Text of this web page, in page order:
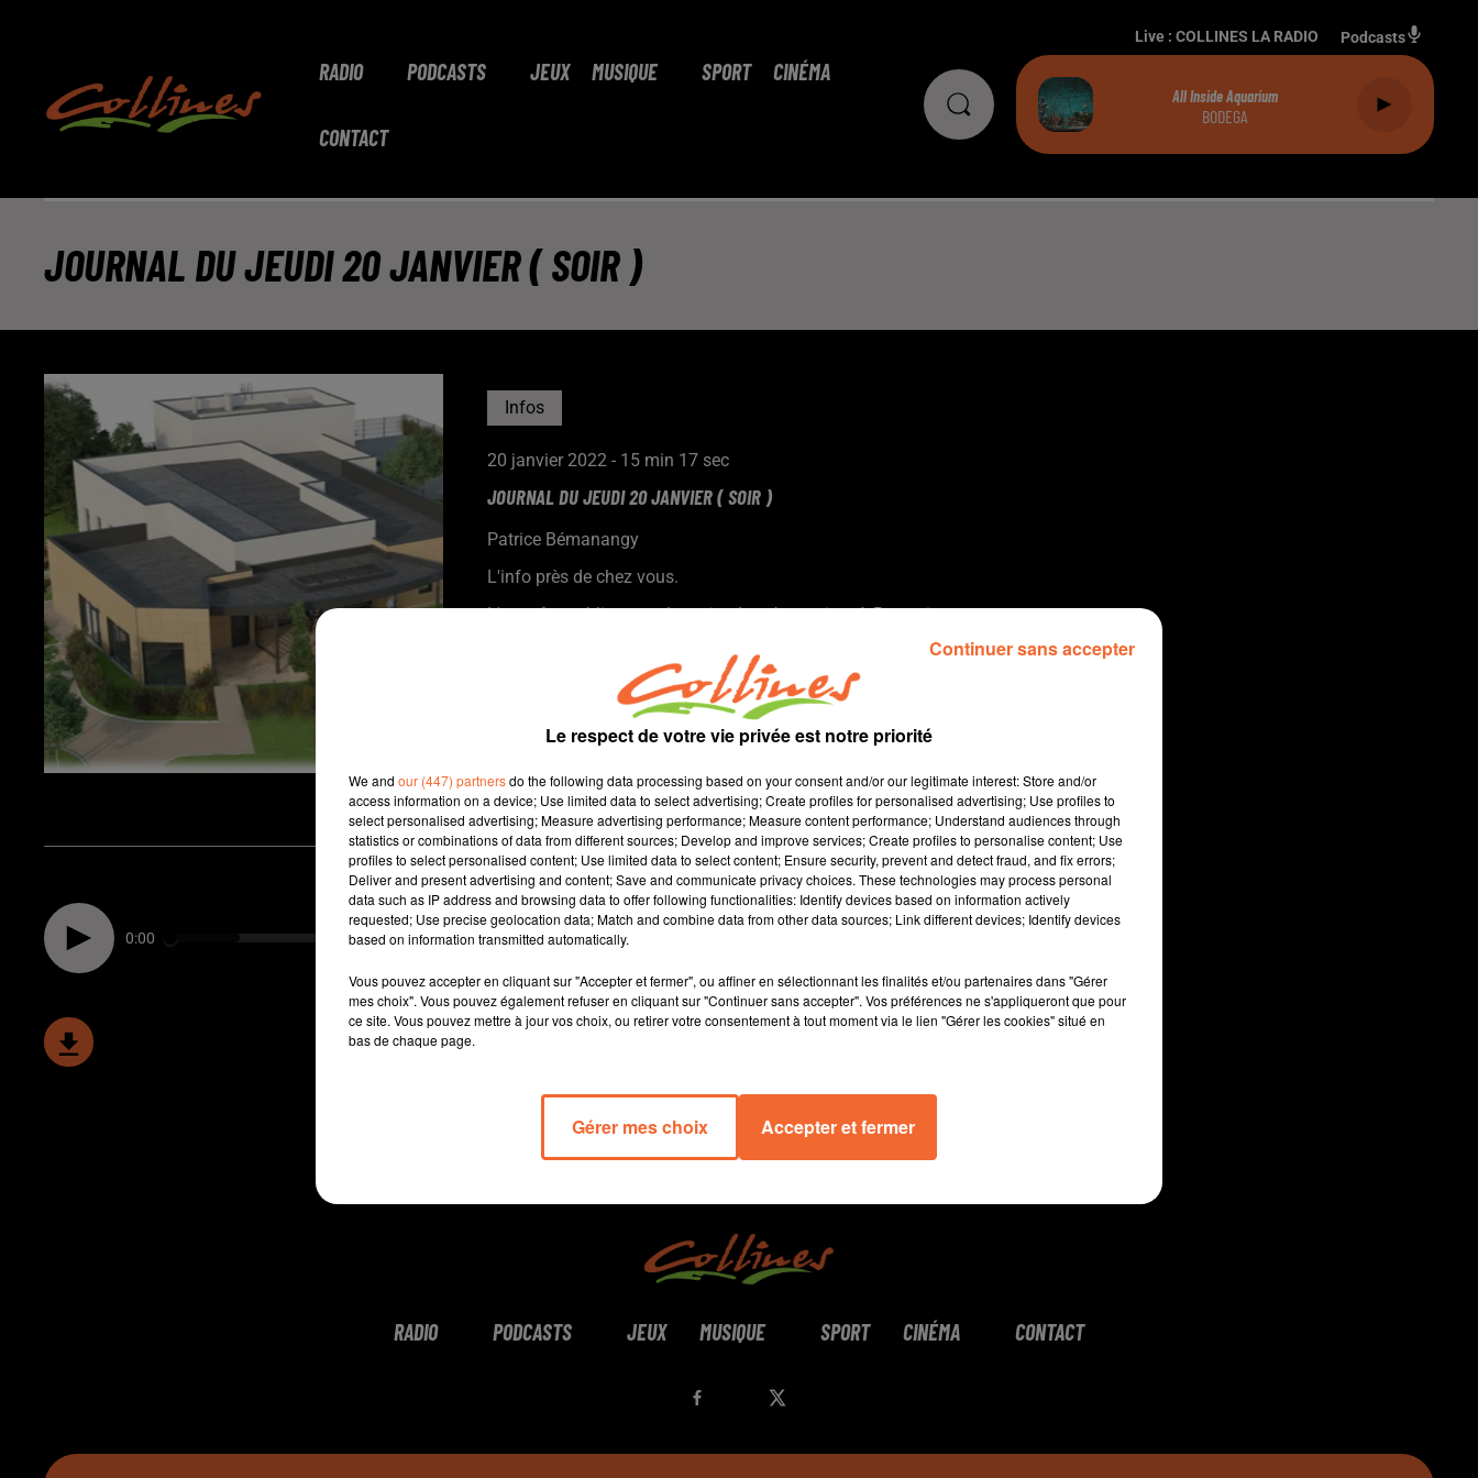
RADIO PODCASTS JEUX MUSIQUE SPORT CINÉMA
CONTACT
Live : COLLINES LA RADIO Podcasts
All Inside Aquarium
BODEGA
JOURNAL DU JEUDI 20 JANVIER ( SOIR )
Infos
20 janvier 2022 - 15 min 17 sec
JOURNAL DU JEUDI 20 JANVIER ( SOIR )
Patrice Bémanangy
L'info près de chez vous.
L'enquête publique sur le projet de crématorium à Bressuire
Agglo 2B attend les subventions promises avant d'engager la
réfection du centre régional de tennis à Bressuire.
Depuis son ouverture il y a un an, la Maision France Services de
Saint-Jean de Thouars fait la preuve de son utilité.
En ce début d'année, l'association bressuiraise Les Amis des
Arts propose une première exoistion dans la galerie des
arcades.
Un chataigner à Celles sur Belle salué au niveau national
comme le plus bel arbre 2021 de France.
0:00
RADIO PODCASTS JEUX MUSIQUE SPORT CINÉMA CONTACT
Le respect de votre vie privée est notre priorité
We and our (447) partnersdo the following data processing based on your consent and/or our legitimate interest: Store and/or
access information on a device; Use limited data to select advertising; Create profiles for personalised advertising; Use profiles to
select personalised advertising; Measure advertising performance; Measure content performance; Understand audiences through
statistics or combinations of data from different sources; Develop and improve services; Create profiles to personalise content; Use
profiles to select personalised content; Use limited data to select content; Ensure security, prevent and detect fraud, and fix errors;
Deliver and present advertising and content; Save and communicate privacy choices. These technologies may process personal
data such as IP address and browsing data to offer following functionalities: Identify devices based on information actively
requested; Use precise geolocation data; Match and combine data from other data sources; Link different devices; Identify devices
based on information transmitted automatically.
Vous pouvez accepter en cliquant sur "Accepter et fermer", ou affiner en sélectionnant les finalités et/ou partenaires dans "Gérer
mes choix". Vous pouvez également refuser en cliquant sur "Continuer sans accepter". Vos préférences ne s'appliqueront que pour
ce site. Vous pouvez mettre à jour vos choix, ou retirer votre consentement à tout moment via le lien "Gérer les cookies" situé en
bas de chaque page.
Gérer mes choix Accepter et fermer
Continuer sans accepter